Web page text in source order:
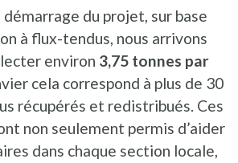
du projet, sur base
à flux-tendus, nous arrivons
environ 3,75 tonnes par
cela correspond à plus de 30
récupérés et redistribués. Ces
non seulement permis d’aider
dans chaque section locale,